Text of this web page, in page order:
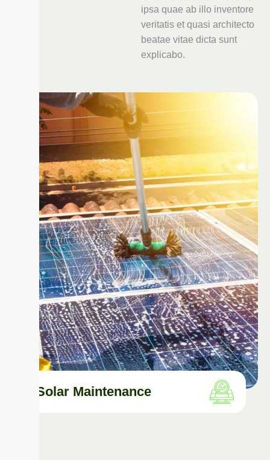
ipsa quae ab illo inventore
veritatis et quasi architecto
beatae vitae dicta sunt
explicabo.
Solar Maintenance